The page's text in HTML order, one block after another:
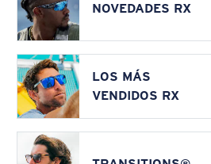
NOVEDADES RX
LOS MÁS
VENDIDOS RX